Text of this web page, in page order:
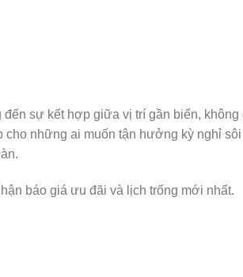
sự kết hợp giữa vị trí gần biển, không
những ai muốn tận hưởng kỳ nghỉ
báo giá ưu đãi và lịch trống mới nhất.